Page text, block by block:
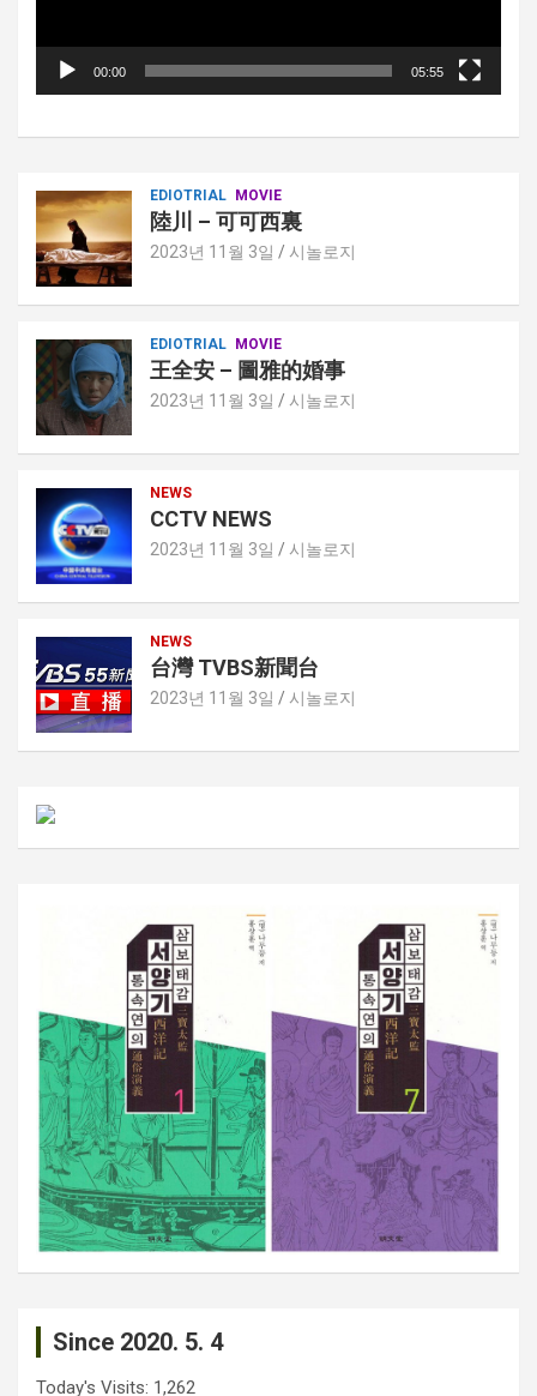
00:00 05:55
EDIOTRIAL MOVIE
陸川 – 可可西裏
2023년 11월 3일 시놀로지
EDIOTRIAL MOVIE
王全安 – 圖雅的婚事
2023년 11월 3일 시놀로지
NEWS
CCTV NEWS
2023년 11월 3일 시놀로지
NEWS
台灣 TVBS新聞台
2023년 11월 3일 시놀로지
Since 2020. 5. 4
Today's Visits: 1,262